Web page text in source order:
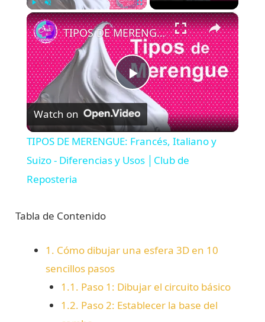
Play Unmute Fullscreen ×
P
l
a
d
TIPOS DE MERENGUE: Francés, Italiano y Suizo - Diferencias y Usos │Club de Reposteria
Watch on
TIPOS DE MERENGUE: Francés, Italiano y
Suizo - Diferencias y Usos │Club de
Reposteria
Tabla de Contenido
1. Cómo dibujar una esfera 3D en 10
sencillos pasos
1.1. Paso 1: Dibujar el circuito básico
1.2. Paso 2: Establecer la base del